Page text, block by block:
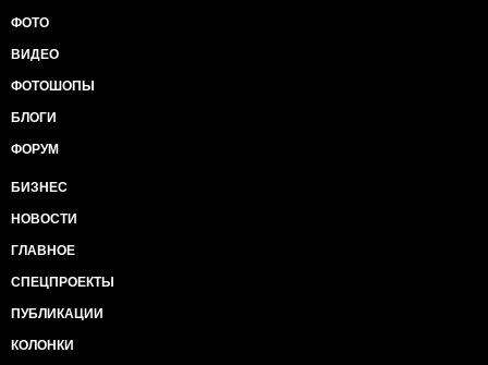
станции, добавив от себя, что, комментируя, "можно
Почему мобильные группы по противодействию
незаконному перемещению грузов через линию
легковые и малотоннажные автомобили, но не
обращают внимания на десятки тысяч тонн грузов,
на каком основании выдает разрешения на
перевозки, и кто обеспечивает безопасность
Луганщины? На эти вопросы мы попытались
гражданской администрации.
Назначенная встреча с главой ВГА Георгием Тукой
часа мы попытались получить комментарий у его
ФОТО
ВИДЕО
ФОТОШОПЫ
БЛОГИ
ФОРУМ
БИЗНЕС
НОВОСТИ
ГЛАВНОЕ
СПЕЦПРОЕКТЫ
ПУБЛИКАЦИИ
КОЛОНКИ